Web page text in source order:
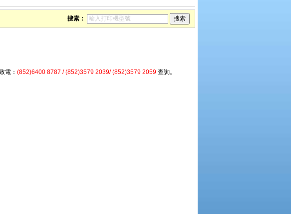
搜索：
電： (852)6400 8787 / (852)3579 2039/ (852)3579 2059 查詢。